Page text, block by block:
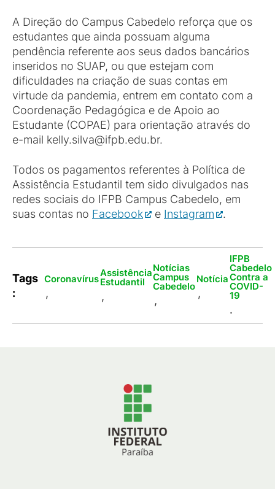
A Direção do Campus Cabedelo reforça que os
estudantes que ainda possuam alguma
pendência referente aos seus dados bancários
inseridos no SUAP, ou que estejam com
dificuldades na criação de suas contas em
virtude da pandemia, entrem em contato com a
Coordenação Pedagógica e de Apoio ao
Estudante (COPAE) para orientação através do
e-mail kelly.silva@ifpb.edu.br.
Todos os pagamentos referentes à Política de
Assistência Estudantil tem sido divulgados nas
redes sociais do IFPB Campus Cabedelo, em
suas contas no Facebook e Instagram .
Tags
:
Coronavírus
,
Assistência
Estudantil
,
Notícias
Campus
Cabedelo
,
Notícia
,
IFPB
Cabedelo
Contra a
COVID-
19
.